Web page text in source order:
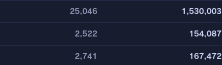
25,046 1,530,003
2,522 154,087
2,741 167,472